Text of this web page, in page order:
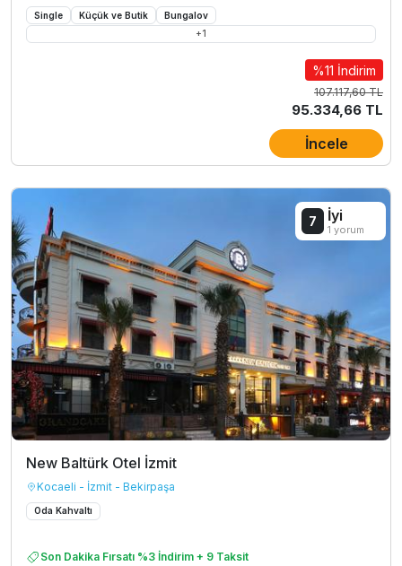
Single Küçük ve Butik
Bungalov
+1
%11 İndirim
107.117,60 TL
95.334,66 TL
İncele
New Baltürk Otel İzmit
Kocaeli - İzmit - Bekirpaşa
Oda Kahvaltı
Son Dakika Fırsatı %3 İndirim + 9 Taksit
7 İyi
1 yorum